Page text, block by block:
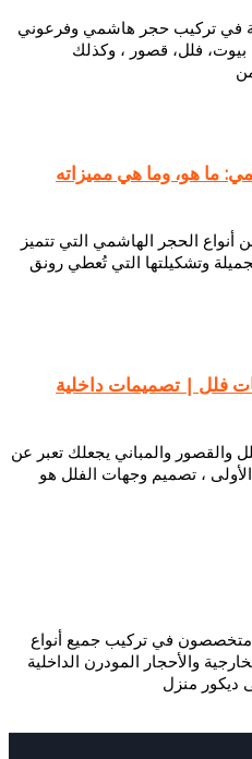
في تركيب حجر هاشمي وفرعوني
بيوت، فلل، قصور ، وكذلك
ما هو، وما هي مميزاته
من أنواع الحجر الهاشمي التي تتميز
وتشكيلتها التي تُعطي رونق
فلل | تصميمات داخلية
والقصور والمباني يجعلك تعبر عن
، تصميم وجهات الفلل هو
متخصصون في تركيب جميع أنواع
والأحجار المودرن الداخلية
ديكور منزل